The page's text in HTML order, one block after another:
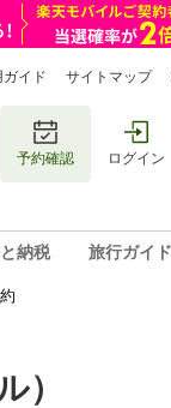
ガイド サイトマップ
予約確認 ログイン
納税 旅行ガイド
）